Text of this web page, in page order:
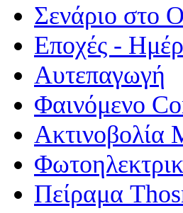
Σενάριο στο
Εποχές -
Αυτεπαγωγή
Φαινόμενο
Ακτινοβολία
Πείραμα